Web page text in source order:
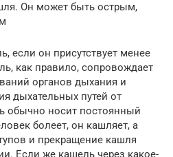
Он может быть острым,
если он присутствует менее
как правило, сопровождает
органов дыхания и
дыхательных путей от
обычно носит постоянный
болеет, он кашляет, а
и прекращение кашля
Если же кашель через какое-